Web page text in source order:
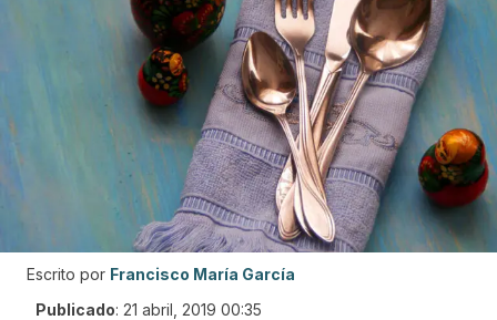
Escrito por Francisco María García
Publicado: 21 abril, 2019 00:35